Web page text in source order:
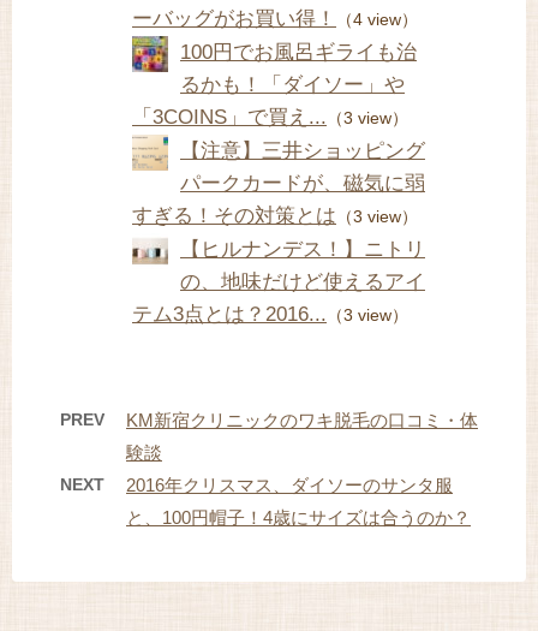
ーバッグがお買い得！
（4 view）
100円でお風呂ギライも治
るかも！「ダイソー」や
「3COINS」で買え... （3 view）
【注意】三井ショッピング
パークカードが、磁気に弱
すぎる！その対策とは （3 view）
【ヒルナンデス！】ニトリ
の、地味だけど使えるアイ
テム3点とは？2016... （3 view）
PREV
KM新宿クリニックのワキ脱毛の口コミ・体
験談
NEXT
2016年クリスマス、ダイソーのサンタ服
と、100円帽子！4歳にサイズは合うのか？